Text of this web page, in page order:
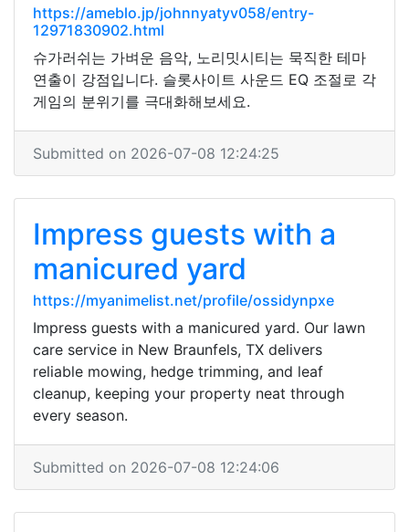
https://ameblo.jp/johnnyatyv058/entry-
12971830902.html
슈가러쉬는 가벼운 음악, 노리밋시티는 묵직한 테마
연출이 강점입니다. 슬롯사이트 사운드 EQ 조절로 각
게임의 분위기를 극대화해보세요.
Submitted on 2026-07-08 12:24:25
Impress guests with a
manicured yard
https://myanimelist.net/profile/ossidynpxe
Impress guests with a manicured yard. Our lawn
care service in New Braunfels, TX delivers
reliable mowing, hedge trimming, and leaf
cleanup, keeping your property neat through
every season.
Submitted on 2026-07-08 12:24:06